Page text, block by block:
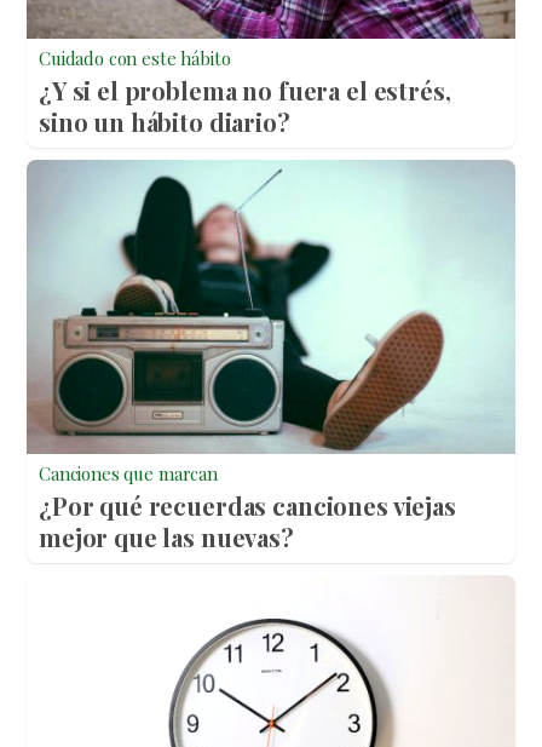
Cuidado con este hábito
¿Y si el problema no fuera el estrés,
sino un hábito diario?
Canciones que marcan
¿Por qué recuerdas canciones viejas
mejor que las nuevas?